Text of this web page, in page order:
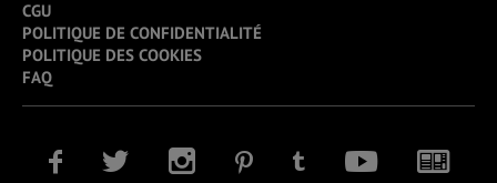
CGU
POLITIQUE DE CONFIDENTIALITÉ
POLITIQUE DES COOKIES
FAQ